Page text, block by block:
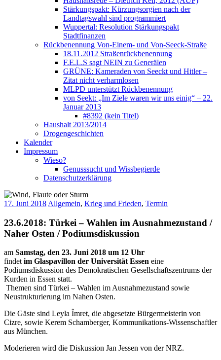
Stärkungspakt: Kürzungsorgien nach der
Landtagswahl sind programmiert
Wuppertal: Resolution Stärkungspakt
Stadtfinanzen
Rückbenennung Von-Einem- und Von-Seeck-Straße
18.11.2012 Straßenrückbenennung
F.E.L.S sagt NEIN zu Generälen
GRÜNE: Kameraden von Seeckt und Hitler –
Zitat nicht verharmlosen
MLPD unterstützt Rückbenennung
von Seekt: „Im Ziele waren wir uns einig“ – 22.
Januar 2013
#8392 (kein Titel)
Haushalt 2013/2014
Drogengeschichten
Kalender
Impressum
Wieso?
Genusssucht und Wissbegierde
Datenschutzerklärung
17. Juni 2018 Allgemein, Krieg und Frieden, Termin
23.6.2018: Türkei – Wahlen im Ausnahmezustand /
Naher Osten / Podiumsdiskussion
am Samstag, den 23. Juni 2018 um 12 Uhr
findetim Glaspavillon der Universität Essen eine
Podiumsdiskussion des Demokratischen Gesellschaftszentrums der
Kurden in Essen statt.
Themen sind Türkei – Wahlen im Ausnahmezustand sowie
Neustrukturierung im Nahen Osten.
Die Gäste sind Leyla Îmret, die abgesetzte Bürgermeisterin von
Cizre, sowie Kerem Schamberger, Kommunikations-Wissenschaftler
aus München.
Moderieren wird die Diskussion Jan Jessen von der NRZ.